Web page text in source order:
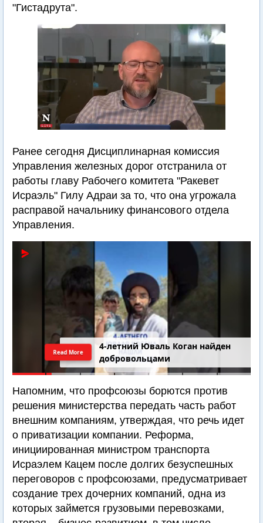
"Гистадрута".
Ранее сегодня Дисциплинарная комиссия
Управления железных дорог отстранила от
работы главу Рабочего комитета "Ракевет
Исраэль" Гилу Адраи за то, что она угрожала
расправой начальнику финансового отдела
Управления.
4-летний Юваль Коган найден
добровольцами
Read More
Напомним, что профсоюзы борются против
решения министерства передать часть работ
внешним компаниям, утверждая, что речь идет
о приватизации компании. Реформа,
инициированная министром транспорта
Исраэлем Кацем после долгих безуспешных
переговоров с профсоюзами, предусматривает
создание трех дочерних компаний, одна из
которых займется грузовыми перевозками,